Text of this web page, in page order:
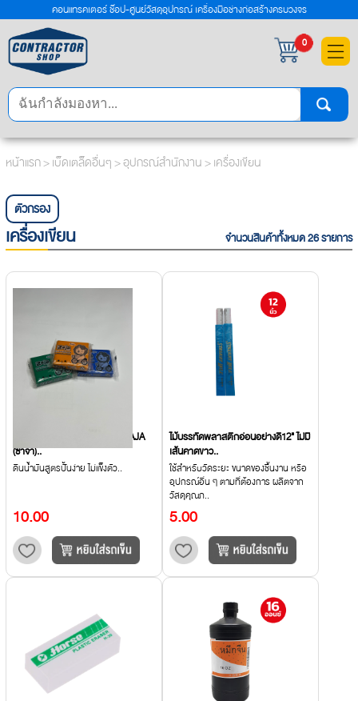
×
คอนแทรคเตอร์ ช๊อป-ศูนย์วัสดุอุปกรณ์ เครื่องมือช่างก่อสร้างครบวงจร
0
หน้าแรก>เบ็ดเตล็ดอื่นๆ>อุปกรณ์สำนักงาน> เครื่องเขียน
ตัวกรอง
เครื่องเขียน จำนวนสินค้าทั้งหมด 26 รายการ
ดินน้ำมันขนาด 100 กรัม ยี่ห้อ ZAJA
(ซาจา)..
ดินน้ำมันสูตรปั้นง่าย ไม่แข็งตัว..
10.00
ไม้บรรทัดพลาสติกอ่อนอย่างดี12" ไม่มี
เส้นคาดขาว..
ใช้สำหรับวัดระยะ ขนาดของชิ้นงาน หรือ
อุปกรณ์อื่น ๆ ตามที่ต้องการ ผลิตจาก
วัสดุคุณภ..
5.00